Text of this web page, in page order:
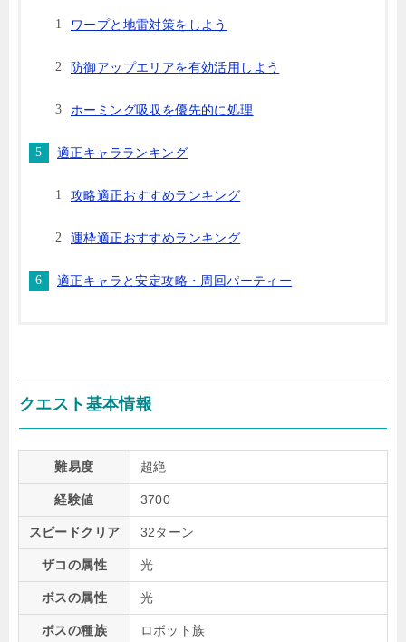
ワープと地雷対策をしよう
防御アップエリアを有効活用しよう
ホーミング吸収を優先的に処理
適正キャラランキング
攻略適正おすすめランキング
運枠適正おすすめランキング
適正キャラと安定攻略・周回パーティー
クエスト基本情報
難易度 超絶
経験値 3700
スピードクリア 32ターン
ザコの属性 光
ボスの属性 光
ボスの種族 ロボット族